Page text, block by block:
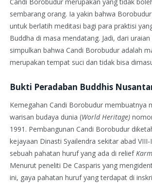
sembarang orang. Ia yakin bahwa
untuk berlatih meditasi bagi para praktisi
Buddha di masa mendatang. Jadi, dari
simpulkan bahwa Candi Borobudur adalah
merupakan tempat suci dan tidak bisa
Bukti Peradaban Buddhis
Kemegahan Candi Borobudur membuatnya
warisan budaya dunia (World Heritage)
1991. Pembangunan Candi Borobudur
kejayaan Dinasti Syailendra sekitar abad
sebuah pahatan huruf yang ada di relief
Menurut peneliti De Casparis yang
ini, gaya pahatan huruf yang terdapat di